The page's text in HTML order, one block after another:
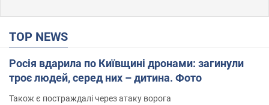
TOP NEWS
Росія вдарила по Київщині дронами: загинули
троє людей, серед них – дитина. Фото
Також є постраждалі через атаку ворога